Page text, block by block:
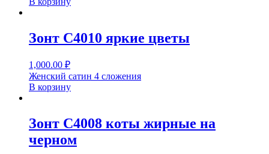
Зонт С4010 яркие цветы
1,000.00 ₽
Женский сатин 4 сложения
В корзину
Зонт С4008 коты жирные на
черном